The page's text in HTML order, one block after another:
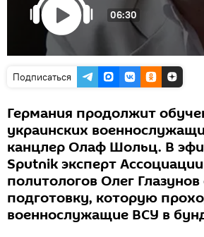
06:30
Подписаться
Германия продолжит
украинских
канцлер Олаф Шольц. В
Sputnik эксперт
политологов Олег
подготовку, которую
военнослужащие ВСУ в